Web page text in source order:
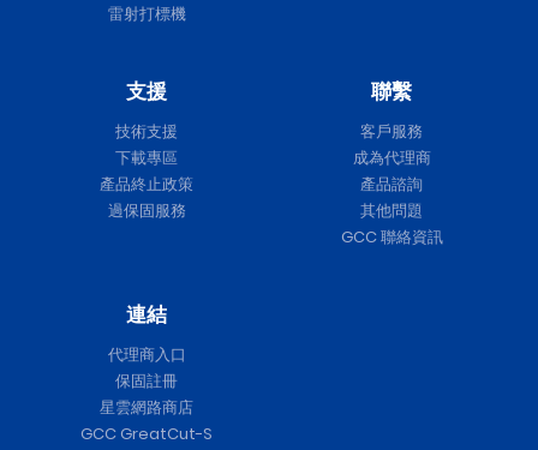
雷射打標機
支援
技術支援
下載專區
產品終止政策
過保固服務
聯繫
客戶服務
成為代理商
產品諮詢
其他問題
GCC 聯絡資訊
連結
代理商入口
保固註冊
星雲網路商店
GCC GreatCut-S